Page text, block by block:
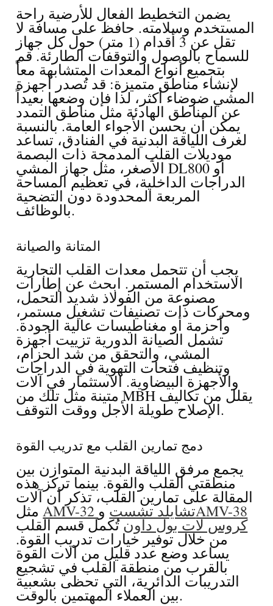
يضمن التخطيط الفعال للأرضية راحة
المستخدم وسلامته. حافظ على مسافة لا
تقل عن 3 أقدام (1 متر) حول كل جهاز
للسماح بالوصول والتوقفات الطارئة. قم
بتجميع أنواع المعدات المتشابهة معاً
لإنشاء مناطق متميزة: قد تُصدر أجهزة
المشي ضوضاء أكثر، لذا فإن وضعها بعيداً
عن المناطق الهادئة مثل مناطق التمدد
يمكن أن يحسن الأجواء العامة. بالنسبة
لغرف اللياقة البدنية في الفنادق، تساعد
موديلات القلب المدمجة ذات البصمة
الأصغر، مثل جهاز المشي DL800 أو
الدراجات الداخلية، في تعظيم المساحة
المربعة المحدودة دون التضحية
بالوظائف.
المتانة والصيانة
يجب أن تتحمل معدات القلب التجارية
الاستخدام المستمر. ابحث عن إطارات
مصنوعة من الفولاذ شديد التحمل،
ومحركات ذات تصنيفات تشغيل مستمر،
وأحزمة أو مغناطيسات عالية الجودة.
تشمل الصيانة الدورية تزييت أجهزة
المشي، والتحقق من شد الحزام،
وتنظيف فتحات التهوية في الدراجات
والأجهزة البيضاوية. الاستثمار في آلات
متينة مثل تلك من MBH يقلل من تكاليف
الإصلاح طويلة الأجل ووقت التوقف.
دمج تمارين القلب مع تدريب القوة
يجمع مرفق اللياقة البدنية المتوازن بين
منطقتي القلب والقوة. بينما تركز هذه
المقالة على تمارين القلب، تذكر أن آلات
مثل AMV-32 تشايلد تشستو AMV-38
كروس لات بول داونتُكمل قسم القلب
من خلال توفير خيارات تدريب القوة.
يساعد وضع عدد قليل من آلات القوة
بالقرب من منطقة القلب في تشجيع
التدريبات الدائرية، التي تحظى بشعبية
بين العملاء المهتمين بالوقت.